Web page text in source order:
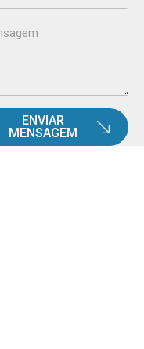
ENVIAR
MENSAGEM